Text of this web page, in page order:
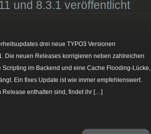
und 8.3.1 veröffentlicht
drei neue TYPO3 Versionen
Die neuen Releases korrigieren neben zahlreichen
Scripting im Backend und eine Cache Flooding-Lücke,
Ein fixes Update ist wie immer empfehlenswert.
enthalten sind, findet ihr […]